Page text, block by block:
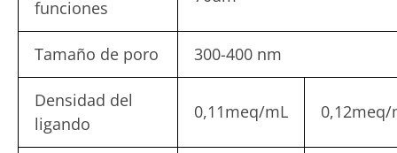
funciones
Tamaño de poro 300-400 nm
Densidad del
ligando
0,11meq/mL 0,12meq/